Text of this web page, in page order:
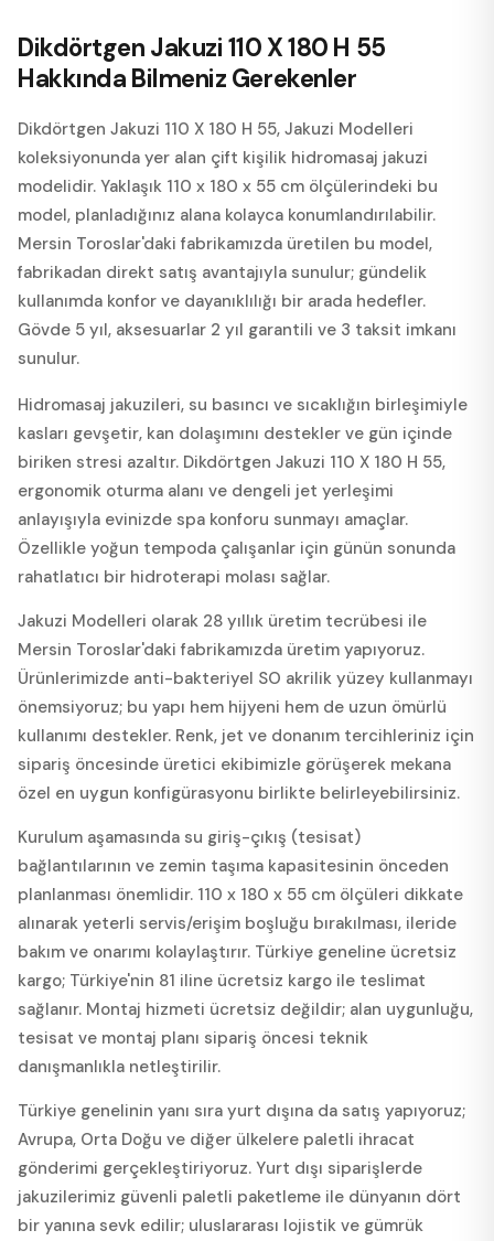
Dikdörtgen Jakuzi 110 X 180 H 55
Hakkında Bilmeniz Gerekenler
Dikdörtgen Jakuzi 110 X 180 H 55, Jakuzi Modelleri
koleksiyonunda yer alan çift kişilik hidromasaj jakuzi
modelidir. Yaklaşık 110 x 180 x 55 cm ölçülerindeki bu
model, planladığınız alana kolayca konumlandırılabilir.
Mersin Toroslar'daki fabrikamızda üretilen bu model,
fabrikadan direkt satış avantajıyla sunulur; gündelik
kullanımda konfor ve dayanıklılığı bir arada hedefler.
Gövde 5 yıl, aksesuarlar 2 yıl garantili ve 3 taksit imkanı
sunulur.
Hidromasaj jakuzileri, su basıncı ve sıcaklığın birleşimiyle
kasları gevşetir, kan dolaşımını destekler ve gün içinde
biriken stresi azaltır. Dikdörtgen Jakuzi 110 X 180 H 55,
ergonomik oturma alanı ve dengeli jet yerleşimi
anlayışıyla evinizde spa konforu sunmayı amaçlar.
Özellikle yoğun tempoda çalışanlar için günün sonunda
rahatlatıcı bir hidroterapi molası sağlar.
Jakuzi Modelleri olarak 28 yıllık üretim tecrübesi ile
Mersin Toroslar'daki fabrikamızda üretim yapıyoruz.
Ürünlerimizde anti-bakteriyel SO akrilik yüzey kullanmayı
önemsiyoruz; bu yapı hem hijyeni hem de uzun ömürlü
kullanımı destekler. Renk, jet ve donanım tercihleriniz için
sipariş öncesinde üretici ekibimizle görüşerek mekana
özel en uygun konfigürasyonu birlikte belirleyebilirsiniz.
Kurulum aşamasında su giriş-çıkış (tesisat)
bağlantılarının ve zemin taşıma kapasitesinin önceden
planlanması önemlidir. 110 x 180 x 55 cm ölçüleri dikkate
alınarak yeterli servis/erişim boşluğu bırakılması, ileride
bakım ve onarımı kolaylaştırır. Türkiye geneline ücretsiz
kargo; Türkiye'nin 81 iline ücretsiz kargo ile teslimat
sağlanır. Montaj hizmeti ücretsiz değildir; alan uygunluğu,
tesisat ve montaj planı sipariş öncesi teknik
danışmanlıkla netleştirilir.
Türkiye genelinin yanı sıra yurt dışına da satış yapıyoruz;
Avrupa, Orta Doğu ve diğer ülkelere paletli ihracat
gönderimi gerçekleştiriyoruz. Yurt dışı siparişlerde
jakuzilerimiz güvenli paletli paketleme ile dünyanın dört
bir yanına sevk edilir; uluslararası lojistik ve gümrük